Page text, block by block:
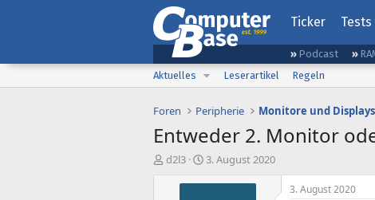
Ticker Tests
Podcast
Aktuelles
Leserartikel Regeln
Foren Peripherie Monitore und Displays
Entweder 2. Monitor
E
d2l3
E
s
3. August 2020
3. August 2020